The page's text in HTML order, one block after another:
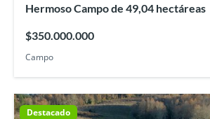
Hermoso Campo de 49,04 hectáreas
$350.000.000
Campo
Destacado